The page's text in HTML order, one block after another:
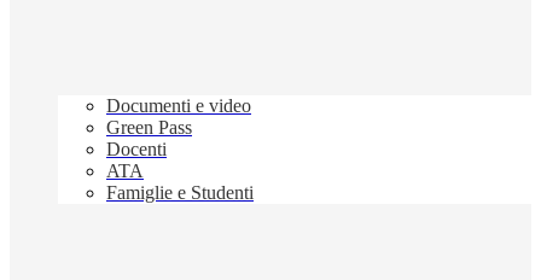
Documenti e video
Green Pass
Docenti
ATA
Famiglie e Studenti